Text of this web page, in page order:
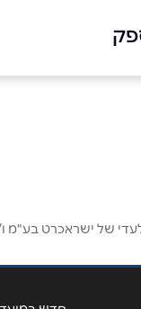
של ישראכרט בע"מ ו/